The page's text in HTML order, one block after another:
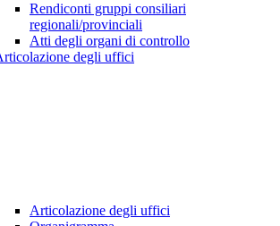
Rendiconti gruppi consiliari
regionali/provinciali
Atti degli organi di controllo
degli uffici
Articolazione degli uffici